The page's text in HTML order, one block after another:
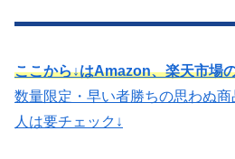
ここから↓はAmazon、楽天市場
数量限定・早い者勝ちの思わぬ
人は要チェック↓